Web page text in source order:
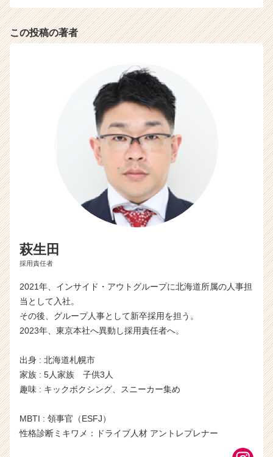
この投稿の著者
萩生田
採用責任者
2021年、インサイド・アウトグループに北海道所属の人事担
当として入社。
その後、グループ人事として新卒採用を担う。
2023年、東京本社へ異動し採用責任者へ。
出身 : 北海道札幌市
家族 : 5人家族 子供3人
趣味 : キックボクシング、スニーカー集め
MBTI : 領事官（ESFJ）
性格診断ミキワメ：ドライブ人材 アントレプレナー